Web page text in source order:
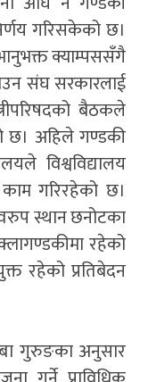
गरिसकेको छ।
क्याम्पससँगै
संघ सरकारलाई
बैठकले
छ। अहिले गण्डकी
विश्वविद्यालय
काम गरिरहेको छ।
स्थान छनोटका
रहेको
रहेको प्रतिबेदन
गुरुङका अनुसार